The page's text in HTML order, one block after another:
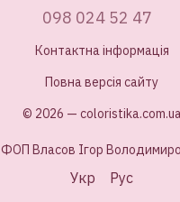
098 024 52 47
Контактна інформація
Повна версія сайту
© 2026 —
ФОП Власов Ігор
Укр Рус